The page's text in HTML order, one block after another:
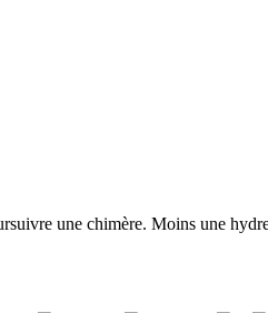
une chimère. Moins une